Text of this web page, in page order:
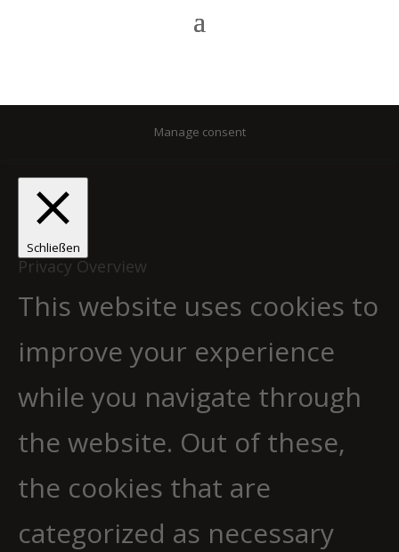
Manage consent
Schließen
Privacy Overview
This website uses cookies to
improve your experience
while you navigate through
the website. Out of these,
the cookies that are
categorized as necessary